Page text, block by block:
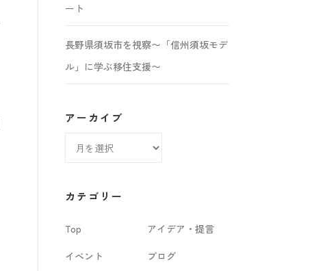
ート
長野県須坂市を視察〜「信州須坂モデ
ル」に学ぶ移住支援〜
アーカイブ
ブ
カテゴリー
Top
アイデア・提言
イベント
ブログ